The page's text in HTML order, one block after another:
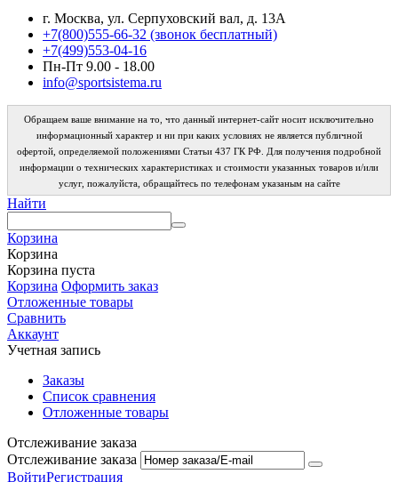
г. Москва, ул. Серпуховский вал, д. 13А
+7(800)555-66-32 (звонок бесплатный)
+7(499)553-04-16
Пн-Пт 9.00 - 18.00
info@sportsistema.ru
Обращаем ваше внимание на то, что данный интернет-сайт носит исключительно
информационный характер и ни при каких условиях не является публичной
офертой, определяемой положениями Статьи 437 ГК РФ. Для получения подробной
информации о технических характеристиках и стоимости указанных товаров и/или
услуг, пожалуйста, обращайтесь по телефонам указаным на сайте
Найти
Корзина
Корзина
Корзина пуста
Корзина Оформить заказ
Отложенные товары
Сравнить
Аккаунт
Учетная запись
Заказы
Список сравнения
Отложенные товары
Отслеживание заказа
Отслеживание заказа
ВойтиРегистрация